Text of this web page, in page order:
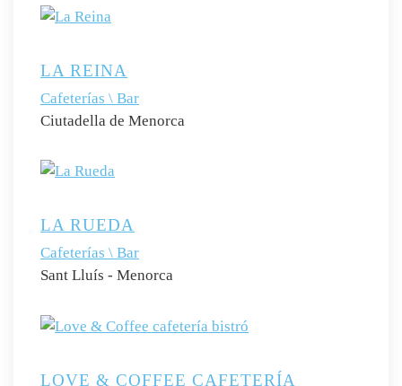
LA REINA
Cafeterías \ Bar
Ciutadella de Menorca
LA RUEDA
Cafeterías \ Bar
Sant Lluís - Menorca
LOVE & COFFEE CAFETERÍA